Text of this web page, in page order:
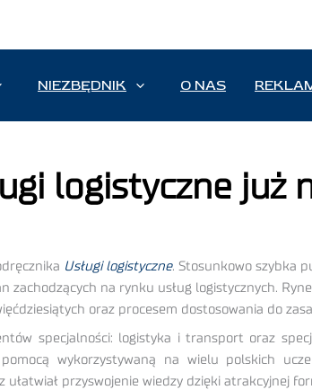
NIEZBĘDNIK O NAS
logistyczne już
Usługi logistyczne. Stosunkowo szybka
zachodzących na rynku usług logistycznych.
oraz procesem dostosowania do
specjalności: logistyka i transport oraz
wykorzystywaną na wielu polskich
przyswojenie wiedzy dzięki atrakcyjnej